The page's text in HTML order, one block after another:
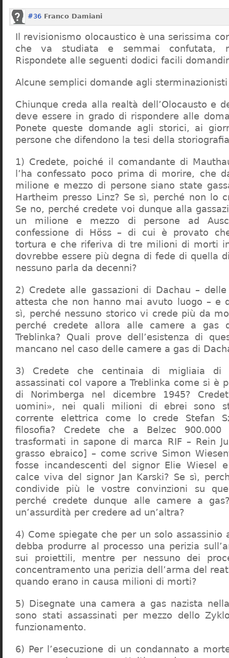
#36 Franco Damiani
Il revisionismo olocaustico è una serissima
che va studiata e semmai confutata,
Rispondete alle seguenti dodici facili
Alcune semplici domande agli sterminazionisti
Chiunque creda alla realtà dell’Olocausto e
deve essere in grado di rispondere alle
Ponete queste domande agli storici, ai
persone che difendono la tesi della
1) Credete, poiché il comandante di
l’ha confessato poco prima di morire, che
milione e mezzo di persone siano state
Hartheim presso Linz? Se sì, perché non lo
Se no, perché credete voi dunque alla
un milione e mezzo di persone ad
confessione di Höss – di cui è provato
tortura e che riferiva di tre milioni di morti
dovrebbe essere più degna di fede di quella
nessuno parla da decenni?
2) Credete alle gassazioni di Dachau –
attesta che non hanno mai avuto luogo – e
sì, perché nessuno storico vi crede più da
perché credete allora alle camere a gas
Treblinka? Quali prove dell’esistenza di
mancano nel caso delle camere a gas di
3) Credete che centinaia di migliaia di
assassinati col vapore a Treblinka come si è
di Norimberga nel dicembre 1945?
uomini», nei quali milioni di ebrei sono
corrente elettrica come lo crede Stefan
filosofia? Credete che a Belzec
trasformati in sapone di marca RIF – Rein
grasso ebraico] – come scrive Simon
fosse incandescenti del signor Elie Wiesel
calce viva del signor Jan Karski? Se sì,
condivide più le vostre convinzioni su
perché credete dunque alle camere a
un’assurdità per credere ad un’altra?
4) Come spiegate che per un solo assassinio
debba produrre al processo una perizia
sui proiettili, mentre per nessuno dei
concentramento una perizia dell’arma del
quando erano in causa milioni di morti?
5) Disegnate una camera a gas nazista
sono stati assassinati per mezzo dello
funzionamento.
6) Per l’esecuzione di un condannato a